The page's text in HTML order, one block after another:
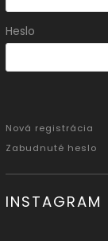
Heslo
Nová registrácia
Zabudnuté heslo
INSTAGRAM